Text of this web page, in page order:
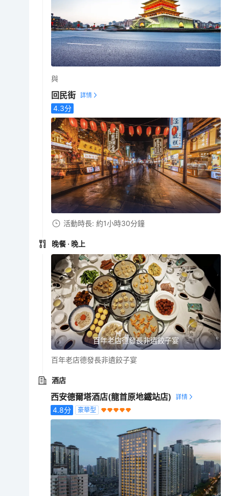
與
回民街
4.3分
活動時長: 約1小時30分鐘
晚餐 · 晚上
百年老店德發長非遺餃子宴
百年老店德發長非遺餃子宴
酒店
西安德爾塔酒店(龍首原地鐵站店)
4.8分 豪華型